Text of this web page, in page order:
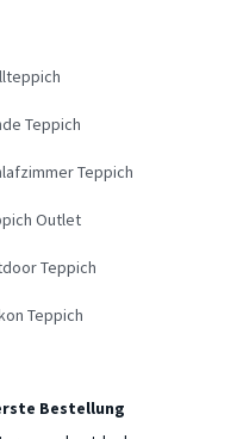
Teppich
Teppich
Outlet
Teppich
Teppich
Bestellung